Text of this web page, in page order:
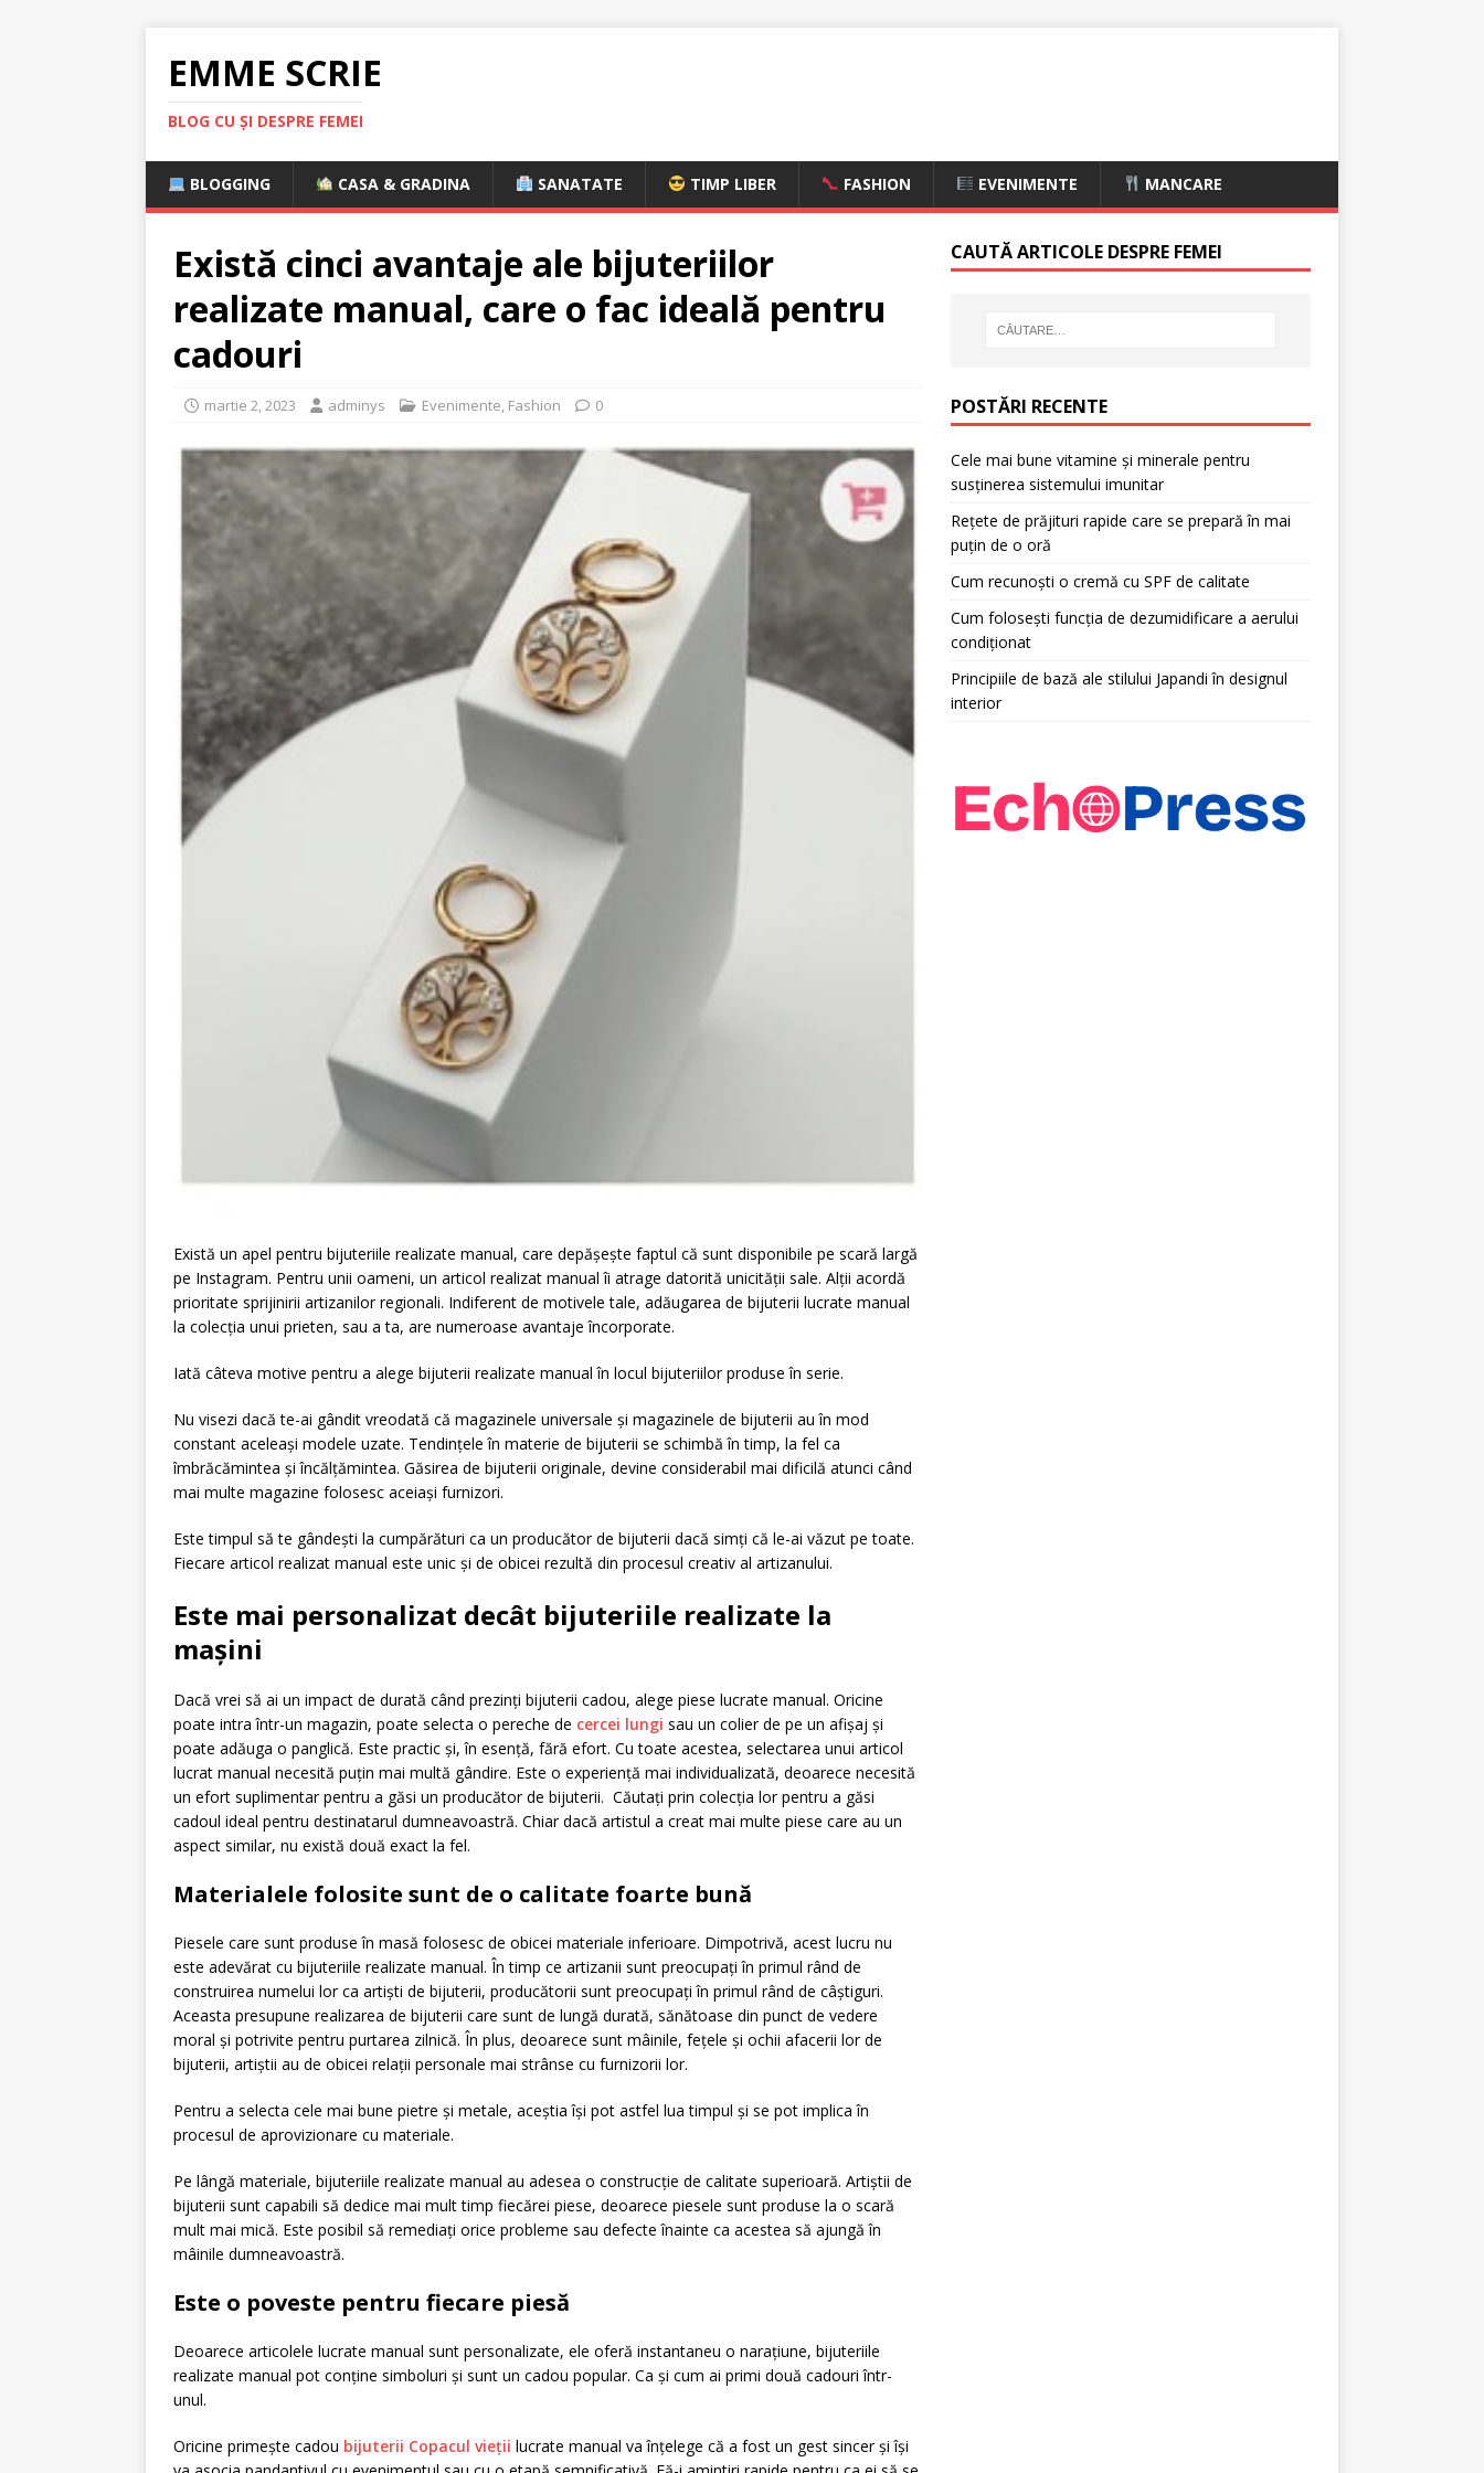
EMME SCRIE
BLOG CU ȘI DESPRE FEMEI
BLOGGING CASA & GRADINA SANATATE TIMP LIBER FASHION EVENIMENTE MANCARE
Există cinci avantaje ale bijuteriilor
realizate manual, care o fac ideală pentru
cadouri
martie 2, 2023 adminys Evenimente, Fashion 0
Există un apel pentru bijuteriile realizate manual, care depășește faptul că sunt disponibile pe scară largă
pe Instagram. Pentru unii oameni, un articol realizat manual îi atrage datorită unicității sale. Alții acordă
prioritate sprijinirii artizanilor regionali. Indiferent de motivele tale, adăugarea de bijuterii lucrate manual
la colecția unui prieten, sau a ta, are numeroase avantaje încorporate.
Iată câteva motive pentru a alege bijuterii realizate manual în locul bijuteriilor produse în serie.
Nu visezi dacă te-ai gândit vreodată că magazinele universale și magazinele de bijuterii au în mod
constant aceleași modele uzate. Tendințele în materie de bijuterii se schimbă în timp, la fel ca
îmbrăcămintea și încălțămintea. Găsirea de bijuterii originale, devine considerabil mai dificilă atunci când
mai multe magazine folosesc aceiași furnizori.
Este timpul să te gândești la cumpărături ca un producător de bijuterii dacă simți că le-ai văzut pe toate.
Fiecare articol realizat manual este unic și de obicei rezultă din procesul creativ al artizanului.
Este mai personalizat decât bijuteriile realizate la
mașini
Dacă vrei să ai un impact de durată când prezinți bijuterii cadou, alege piese lucrate manual. Oricine
poate intra într-un magazin, poate selecta o pereche de cercei lungi sau un colier de pe un afișaj și
poate adăuga o panglică. Este practic și, în esență, fără efort. Cu toate acestea, selectarea unui articol
lucrat manual necesită puțin mai multă gândire. Este o experiență mai individualizată, deoarece necesită
un efort suplimentar pentru a găsi un producător de bijuterii. Căutați prin colecția lor pentru a găsi
cadoul ideal pentru destinatarul dumneavoastră. Chiar dacă artistul a creat mai multe piese care au un
aspect similar, nu există două exact la fel.
Materialele folosite sunt de o calitate foarte bună
Piesele care sunt produse în masă folosesc de obicei materiale inferioare. Dimpotrivă, acest lucru nu
este adevărat cu bijuteriile realizate manual. În timp ce artizanii sunt preocupați în primul rând de
construirea numelui lor ca artiști de bijuterii, producătorii sunt preocupați în primul rând de câștiguri.
Aceasta presupune realizarea de bijuterii care sunt de lungă durată, sănătoase din punct de vedere
moral și potrivite pentru purtarea zilnică. În plus, deoarece sunt mâinile, fețele și ochii afacerii lor de
bijuterii, artiștii au de obicei relații personale mai strânse cu furnizorii lor.
Pentru a selecta cele mai bune pietre și metale, aceștia își pot astfel lua timpul și se pot implica în
procesul de aprovizionare cu materiale.
Pe lângă materiale, bijuteriile realizate manual au adesea o construcție de calitate superioară. Artiștii de
bijuterii sunt capabili să dedice mai mult timp fiecărei piese, deoarece piesele sunt produse la o scară
mult mai mică. Este posibil să remediați orice probleme sau defecte înainte ca acestea să ajungă în
mâinile dumneavoastră.
Este o poveste pentru fiecare piesă
Deoarece articolele lucrate manual sunt personalizate, ele oferă instantaneu o narațiune, bijuteriile
realizate manual pot conține simboluri și sunt un cadou popular. Ca și cum ai primi două cadouri într-
unul.
Oricine primește cadou bijuterii Copacul vieții lucrate manual va înțelege că a fost un gest sincer și își
CAUTĂ ARTICOLE DESPRE FEMEI
POSTĂRI RECENTE
Cele mai bune vitamine și minerale pentru
susținerea sistemului imunitar
Rețete de prăjituri rapide care se prepară în mai
puțin de o oră
Cum recunoști o cremă cu SPF de calitate
Cum folosești funcția de dezumidificare a aerului
condiționat
Principiile de bază ale stilului Japandi în designul
interior